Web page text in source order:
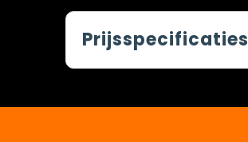
Prijsspecificaties